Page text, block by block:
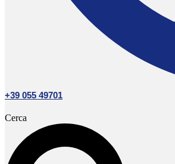
+39 055 49701
Cerca